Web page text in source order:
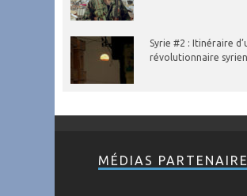
Syrie #2 : Itinéraire
révolutionnaire syrien
MÉDIAS